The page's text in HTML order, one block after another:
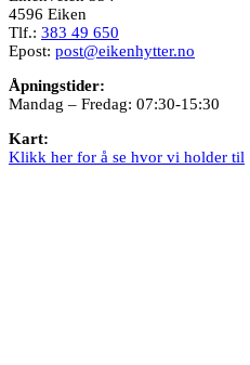
4596 Eiken
Tlf.: 383 49 650
Epost: post@eikenhytter.no
Åpningstider:
Mandag – Fredag: 07:30-15:30
Kart:
Klikk her for å se hvor vi holder til